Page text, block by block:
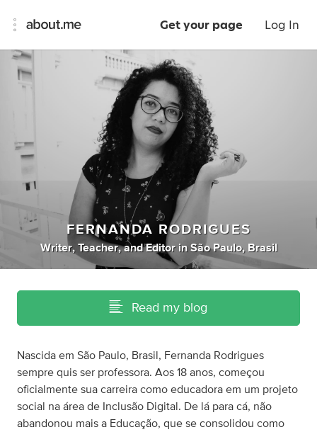
Get your page Log In
FERNANDA RODRIGUES
Writer, Teacher, andEditor inSão Paulo, Brasil
Read my blog
Nascida em São Paulo, Brasil, Fernanda Rodrigues
sempre quis ser professora. Aos 18 anos, começou
oficialmente sua carreira como educadora em um projeto
social na área de Inclusão Digital. De lá para cá, não
abandonou mais a Educação, que se consolidou como